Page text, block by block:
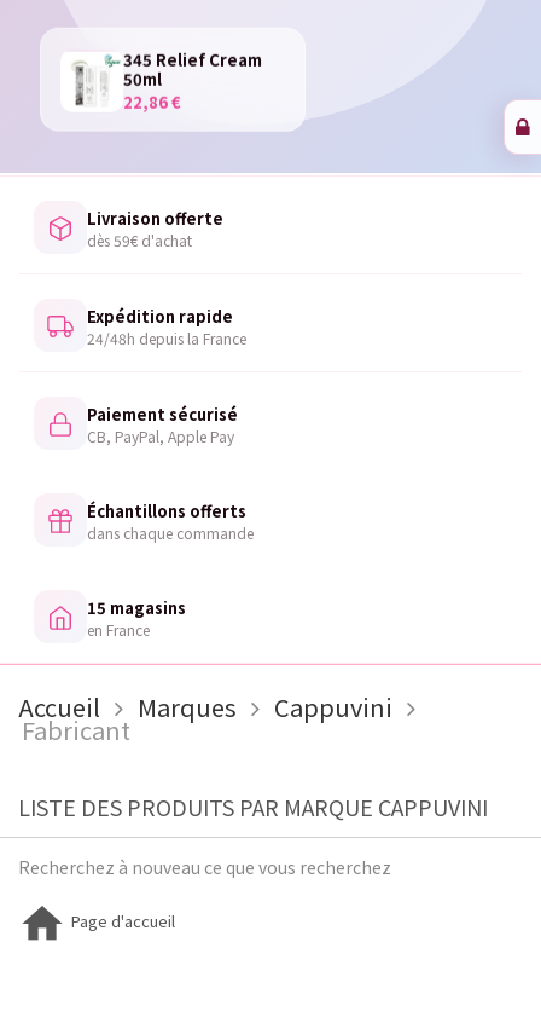
345 Relief Cream
50ml
22,86 €
Livraison offerte
dès 59€ d'achat
Expédition rapide
24/48h depuis la France
Paiement sécurisé
CB, PayPal, Apple Pay
Échantillons offerts
dans chaque commande
15 magasins
en France
Accueil Marques Cappuvini
Fabricant
LISTE DES PRODUITS PAR MARQUE CAPPUVINI
Recherchez à nouveau ce que vous recherchez
 Page d'accueil